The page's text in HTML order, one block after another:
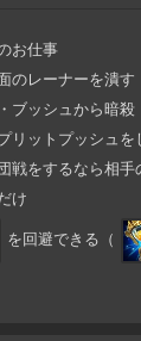
お仕事
のレーナーを潰す
ブッシュから暗殺
リットプッシュを
戦をするなら相手
け
を回避できる（